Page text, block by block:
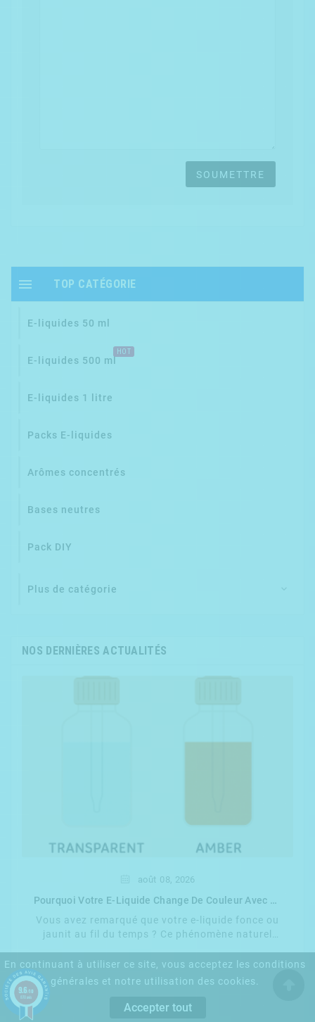
En continuant à utiliser ce site, vous acceptez les conditions
générales et notre utilisation des cookies.
Accepter tout
SOUMETTRE
TOP CATÉGORIE

E-liquides 50 ml
E-liquides 500 ml
HOT
E-liquides 1 litre
Packs E-liquides
Arômes concentrés
Bases neutres
Pack DIY
Plus de catégorie
NOS DERNIÈRES ACTUALITÉS
août 08, 2026
Pourquoi Votre E-Liquide Change De Couleur Avec Le
Vous avez remarqué que votre e-liquide fonce ou
jaunit au fil du temps ? Ce phénomène naturel
9.6 /10
870 avis